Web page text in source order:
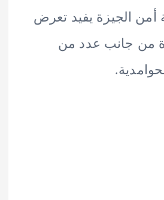
يفيد تعرض
عدد من